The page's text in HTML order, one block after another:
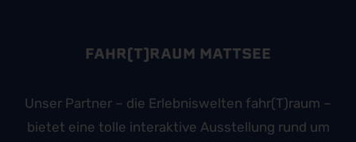
FAHR(T)RAUM MATTSEE
Unser Partner – die Erlebniswelten fahr(T)raum –
bietet eine tolle interaktive Ausstellung rund um